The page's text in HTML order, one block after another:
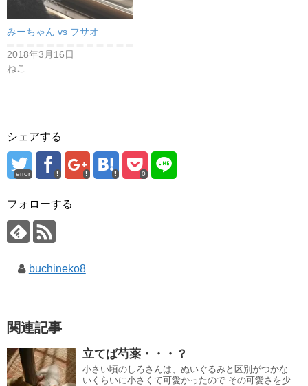
みーちゃん vs フサオ
2018年3月16日
ねこ
シェアする
error 0
フォローする
buchineko8
関連記事
立てば芍薬・・・？
小さい頃のしろさんは、ぬいぐるみと区別がつかな
いくらいに小さくて可愛かったので その可愛さを少